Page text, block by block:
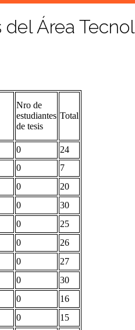
Área
Nro de
estudiantes
de tesis
Total
0
24
0
7
0
20
0
30
0
25
0
26
0
27
0
30
0
16
0
15